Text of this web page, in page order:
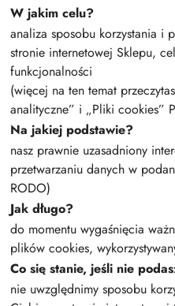
W jakim celu?
analiza sposobu korzystania i
stronie internetowej Sklepu,
funkcjonalności
(więcej na ten temat
analityczne” i „Pliki cookies”
Na jakiej podstawie?
nasz prawnie uzasadniony
przetwarzaniu danych w
RODO)
Jak długo?
do momentu wygaśnięcia
plików cookies,
Co się stanie, jeśli nie
nie uwzględnimy sposobu